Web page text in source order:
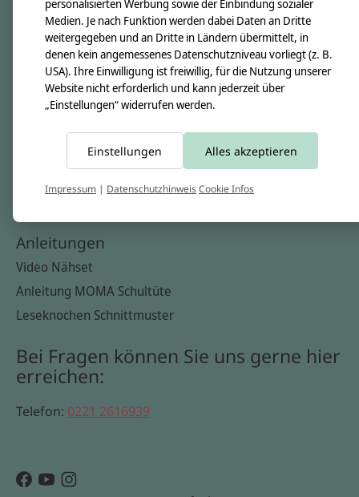
Informationen
Kontakt
Versandkosten & Rücksendungen
Zahlungsarten
Widerrufsbelehrung
Anleitungen
Video Nähset
Anleitung MOMA Schultüte
Leseknochen Schnittmuster
Bei Fragen können Sie uns gerne hier
erreichen:
Telefon: 0221 2616939
personalisierten Werbung sowie der Einbindung sozialer
Medien. Je nach Funktion werden dabei Daten an Dritte
weitergegeben und an Dritte in Ländern übermittelt, in
denen kein angemessenes Datenschutzniveau vorliegt (z. B.
USA). Ihre Einwilligung ist freiwillig, für die Nutzung unserer
Website nicht erforderlich und kann jederzeit über
„Einstellungen“ widerrufen werden.
Einstellungen Alles akzeptieren
Impressum | DatenschutzhinweisCookie Infos